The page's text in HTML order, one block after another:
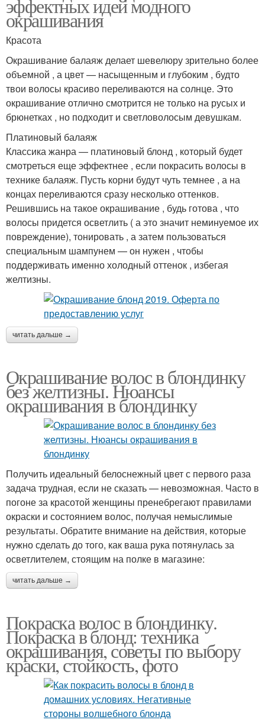
эффектных идей модного
окрашивания
Красота
Окрашивание балаяж делает шевелюру зрительно более
объемной , а цвет — насыщенным и глубоким , будто
твои волосы красиво переливаются на солнце. Это
окрашивание отлично смотрится не только на русых и
брюнетках , но подходит и светловолосым девушкам.
Платиновый балаяж
Классика жанра — платиновый блонд , который будет
смотреться еще эффектнее , если покрасить волосы в
технике балаяж. Пусть корни будут чуть темнее , а на
концах переливаются сразу несколько оттенков.
Решившись на такое окрашивание , будь готова , что
волосы придется осветлить ( а это значит неминуемое их
повреждение), тонировать , а затем пользоваться
специальным шампунем — он нужен , чтобы
поддерживать именно холодный оттенок , избегая
желтизны.
читать дальше →
Окрашивание волос в блондинку
без желтизны. Нюансы
окрашивания в блондинку
Получить идеальный белоснежный цвет с первого раза
задача трудная, если не сказать — невозможная. Часто в
погоне за красотой женщины пренебрегают правилами
окраски и состоянием волос, получая немыслимые
результаты. Обратите внимание на действия, которые
нужно сделать до того, как ваша рука потянулась за
осветлителем, стоящим на полке в магазине:
читать дальше →
Покраска волос в блондинку.
Покраска в блонд: техника
окрашивания, советы по выбору
краски, стойкость, фото